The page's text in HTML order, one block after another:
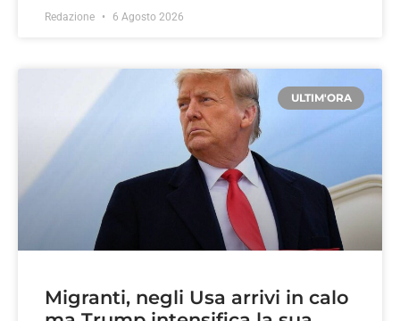
Redazione 6 Agosto 2026
ULTIM'ORA
Migranti, negli Usa arrivi in calo